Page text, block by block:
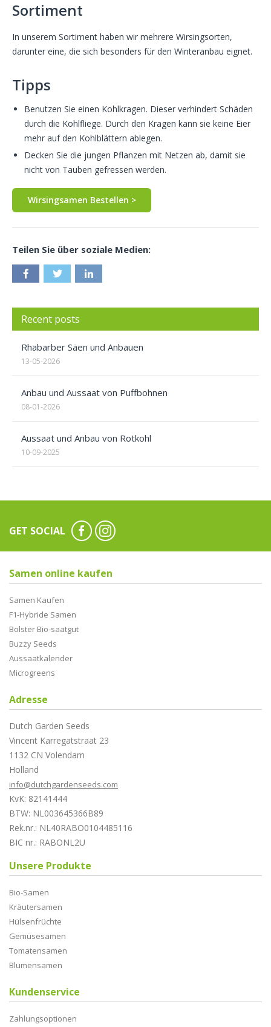
Sortiment
In unserem Sortiment haben wir mehrere Wirsingsorten,
darunter eine, die sich besonders für den Winteranbau eignet.
Tipps
Benutzen Sie einen Kohlkragen. Dieser verhindert Schäden
durch die Kohlfliege. Durch den Kragen kann sie keine Eier
mehr auf den Kohlblättern ablegen.
Decken Sie die jungen Pflanzen mit Netzen ab, damit sie
nicht von Tauben gefressen werden.
Wirsingsamen Bestellen >
Teilen Sie über soziale Medien:
Recent posts
Rhabarber Säen und Anbauen
13-05-2026
Anbau und Aussaat von Puffbohnen
08-01-2026
Aussaat und Anbau von Rotkohl
10-09-2025
GET SOCIAL
Samen online kaufen
Samen Kaufen
F1-Hybride Samen
Bolster Bio-saatgut
Buzzy Seeds
Aussaatkalender
Microgreens
Adresse
Dutch Garden Seeds
Vincent Karregatstraat 23
1132 CN Volendam
Holland
info@dutchgardenseeds.com
KvK: 82141444
BTW: NL003645366B89
Rek.nr.: NL40RABO0104485116
BIC nr.: RABONL2U
Unsere Produkte
Bio-Samen
Kräutersamen
Hülsenfrüchte
Gemüsesamen
Tomatensamen
Blumensamen
Kundenservice
Zahlungsoptionen